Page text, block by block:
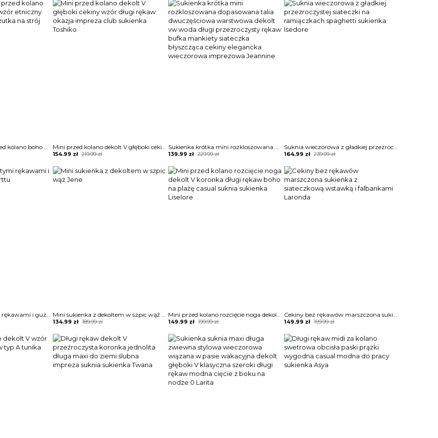
289.99 zł.
174.99 zł.
189.99 zł.
134.99 zł.
199.99 zł.
149.99 zł.
Krótki rękaw mini przed kolano boho plaża grafika wzór etniczny tunika sukienka narzutka na strój kąpielowy Zayla Mini przed kolano dekolt V głęboki cekiny wzór długi rękaw okazja impreza club sukienka Toshiko
219.99zł
Original
was:
219.99 zł.
154.99 zł
Current
is:
154.99 zł.
Sukienka krótka mini rozkloszowana dopasowana talia dwuczęściowa warstwowa dekolt vw woda długi przezroczysty rękaw bufka mankiety siateczka błyszcząca cekiny elegancka wieczorowa imprezowa Jeannine
229.99zł
Original
was:
229.99 zł.
139.99 zł
Current
is:
139.99 zł.
Suknia wieczorowa z gładkiej przezroczystej siateczki na ramiączkach spaghetti sukienka Isedore
239.99zł
Original
was:
239.99 zł.
164.99 zł
Current
is:
164.99 zł.
Sukienka z bufiastymi rękawami i guzikami przodu Terttu Mini sukienka z dekoltem w szpic wąż Jene
189.99zł
Original
was:
189.99 zł.
134.99 zł
Current
is:
134.99 zł.
Mini przed kolano rozcięcie noga dekolt V koronka długi rękaw boho na plażę casual suknia sukienka Liselore
199.99zł
Original
was:
199.99 zł.
149.99 zł
Current
is:
149.99 zł.
Cekiny bez rękawów marszczona sukienka z siateczkową wstawką i falbankami Laronda
199.99zł
Original
was:
199.99 zł.
149.99 zł
Current
is:
149.99 zł.